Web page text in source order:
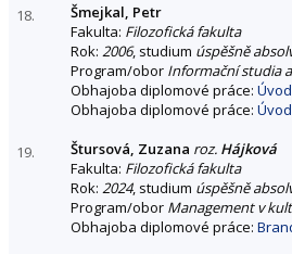
18.
Šmejkal, Petr
Fakulta: Filozofická fakulta
Rok: 2006, studium úspěšně
Program/obor Informační studia
Obhajoba diplomové práce:
Obhajoba diplomové práce:
19. Štursová, Zuzana roz. Hájková
Fakulta: Filozofická fakulta
Rok: 2024, studium úspěšně
Program/obor Management v
Obhajoba diplomové práce: